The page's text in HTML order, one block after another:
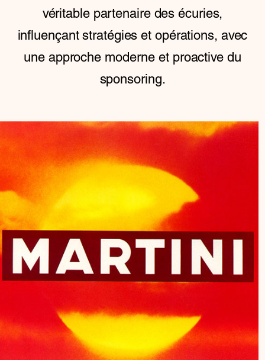
véritable partenaire des écuries,
influençant stratégies et opérations, avec
une approche moderne et proactive du
sponsoring.